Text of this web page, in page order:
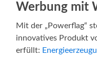
Werbung mit
Mit der „Powerflag“
innovatives Produkt
erfüllt: